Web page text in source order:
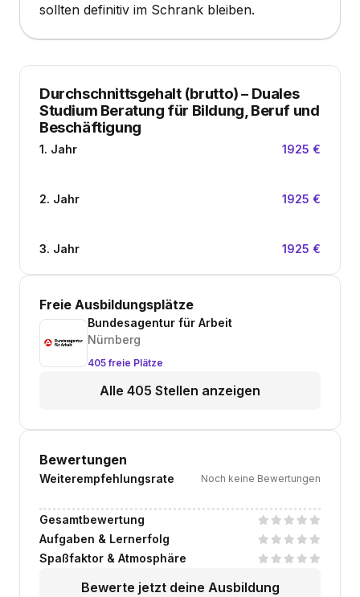
sollten definitiv im Schrank bleiben.
Durchschnittsgehalt (brutto)– Duales
Studium Beratung für Bildung, Beruf und
Beschäftigung
1. Jahr 1925 €
2. Jahr 1925 €
3. Jahr 1925 €
Freie Ausbildungsplätze
Bundesagentur für Arbeit
Nürnberg
405 freie Plätze
Alle 405 Stellen anzeigen
Bewertungen
Weiterempfehlungsrate Noch keine Bewertungen
Gesamtbewertung
Aufgaben & Lernerfolg
Spaßfaktor & Atmosphäre
Bewerte jetzt deine Ausbildung